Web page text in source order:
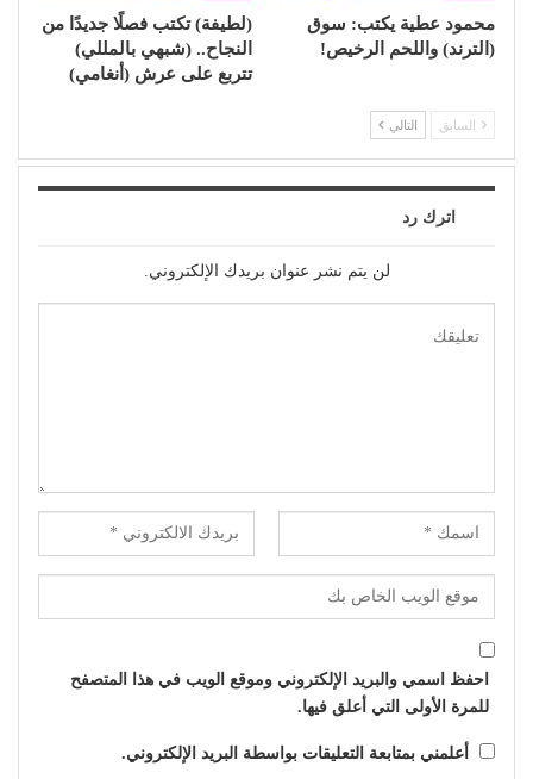
محمود عطية يكتب: سوق
(الترند) واللحم الرخيص!
(لطيفة) تكتب فصلًا جديدًا من
النجاح.. (شبهي بالمللي)
تتربع على عرش (أنغامي)
السابق التالي
اترك رد
لن يتم نشر عنوان بريدك الإلكتروني.
احفظ اسمي والبريد الإلكتروني وموقع الويب في هذا المتصفح
للمرة الأولى التي أعلق فيها.
أعلمني بمتابعة التعليقات بواسطة البريد الإلكتروني.